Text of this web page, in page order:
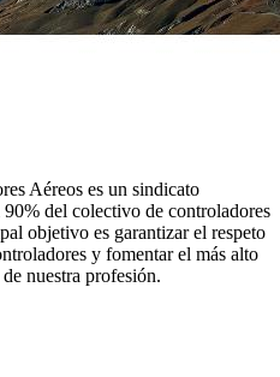
Aéreos es un sindicato
del colectivo de controladores
objetivo es garantizar el respeto
y fomentar el más alto
nuestra profesión.